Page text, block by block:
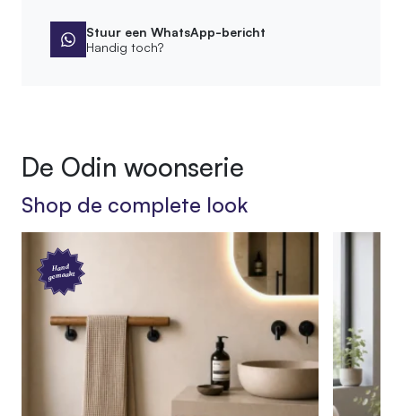
Wandmontage
Product
SKU
050.CC.03.070
EAN
7442954999932
Afmetingen
70 cm
Stuur een WhatsApp-bericht
Handig toch?
De Odin woonserie
Shop de complete look
Hand
gemaakt